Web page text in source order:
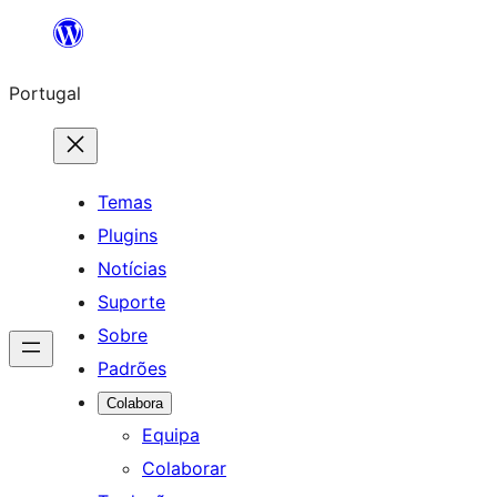
Saltar
o
conteúdo
Portugal
Temas
Plugins
Notícias
Suporte
Sobre
Padrões
Colabora
Equipa
Colaborar